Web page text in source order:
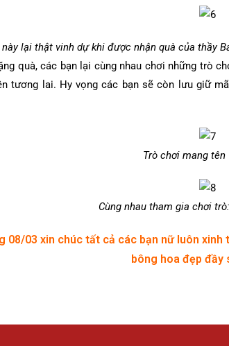
lại thật vinh dự khi được nhận quà của thầy
quà, các bạn lại cùng nhau chơi những trò
tương lai. Hy vọng các bạn sẽ còn lưu giữ
Trò chơi mang tên
Cùng nhau tham gia chơi
08/03 xin chúc tất cả các bạn nữ luôn
bông hoa đẹp đầy